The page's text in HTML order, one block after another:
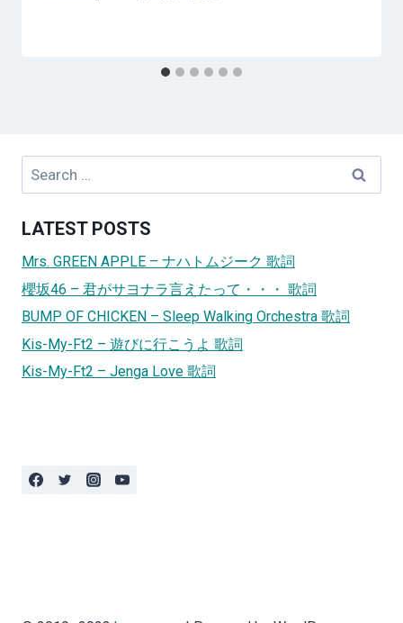
Search
LATEST POSTS
Mrs. GREEN APPLE – ナハトムジーク 歌詞
櫻坂46 – 君がサヨナラ言えたって・・・ 歌詞
BUMP OF CHICKEN – Sleep Walking Orchestra 歌詞
Kis-My-Ft2 – 遊びに行こうよ 歌詞
Kis-My-Ft2 – Jenga Love 歌詞